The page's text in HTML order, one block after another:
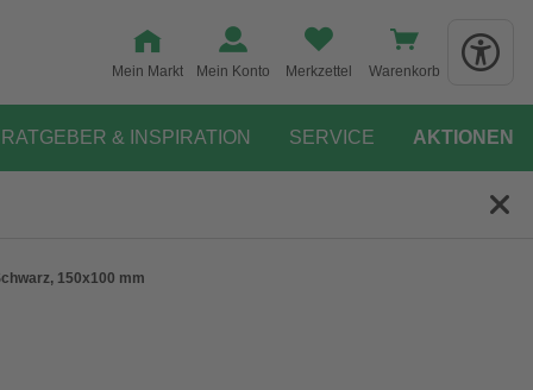
Mein Markt Mein Konto Merkzettel Warenkorb
RATGEBER & INSPIRATION SERVICE AKTIONEN
150x100 mm